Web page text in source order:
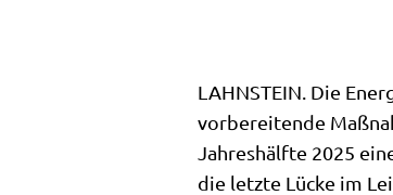
LAHNSTEIN. Die
vorbereitende
Jahreshälfte 2025
die letzte Lücke im